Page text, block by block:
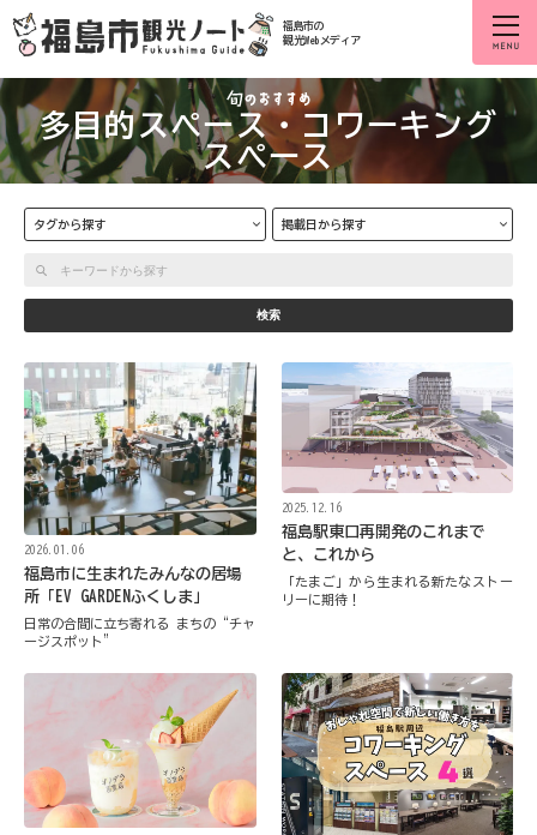
福島市の
観光Webメディア
多目的スペース・コワーキング
スペース
タグから探す 掲載日から探す
検索
2026.01.06
福島市に生まれたみんなの居場
所「EV GARDENふくしま」
日常の合間に立ち寄れる まちの“チャ
ージスポット”
2025.12.16
福島駅東口再開発のこれまで
と、これから
「たまご」から生まれる新たなストー
リーに期待！